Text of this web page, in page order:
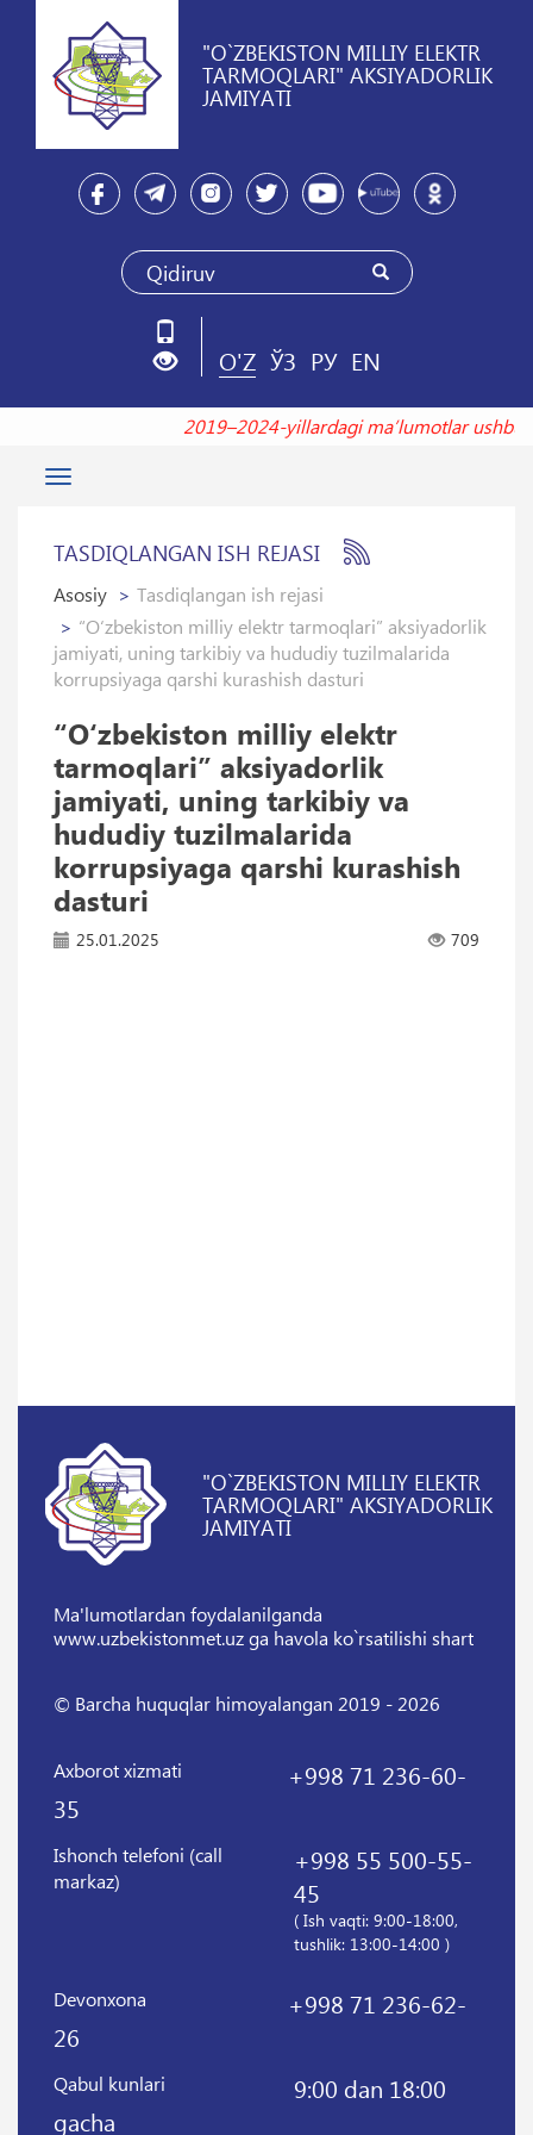
"O`ZBEKISTON MILLIY ELEKTR
TARMOQLARI" AKSIYADORLIK
JAMIYATI
O'Z ЎЗ РУ EN
2019–2024-yillardagi maʼlumotlar
Toggle
TASDIQLANGAN ISH REJASI
Asosiy
Tasdiqlangan ish rejasi
“O‘zbekiston milliy elektr tarmoqlari” aksiyadorlik
jamiyati, uning tarkibiy va hududiy tuzilmalarida
korrupsiyaga qarshi kurashish dasturi
“O‘zbekiston milliy elektr
tarmoqlari” aksiyadorlik
jamiyati, uning tarkibiy va
hududiy tuzilmalarida
korrupsiyaga qarshi kurashish
dasturi
25.01.2025 709
"O`ZBEKISTON MILLIY ELEKTR
TARMOQLARI" AKSIYADORLIK
JAMIYATI
Ma'lumotlardan foydalanilganda
www.uzbekistonmet.uz ga havola ko`rsatilishi shart
© Barcha huquqlar himoyalangan 2019 - 2026
Axborot xizmati
+998 71 236-60-
35
Ishonch telefoni (call
markaz)
+998 55 500-55-
45
( Ish vaqti: 9:00-18:00,
tushlik: 13:00-14:00 )
Devonxona
+998 71 236-62-
26
Qabul kunlari
9:00 dan 18:00
gacha